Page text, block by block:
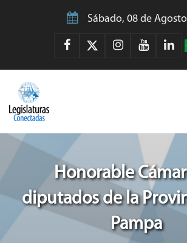
Sábado, 08 de
Honorable
diputados de la
Pampa